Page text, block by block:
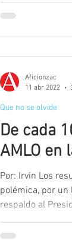
De cada
AMLO en
Por: Irvin Los
polémica, por un
respaldo al
Que no se olvide
Aficionzac
11 abr 2022